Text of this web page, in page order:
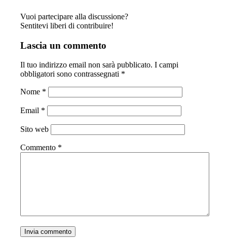
Vuoi partecipare alla discussione?
Sentitevi liberi di contribuire!
Lascia un commento
Il tuo indirizzo email non sarà pubblicato. I campi
obbligatori sono contrassegnati *
Nome *
Email *
Sito web
Commento *